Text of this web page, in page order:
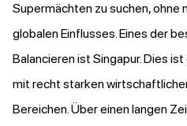
Supermächten zu suchen, ohne
globalen Einflusses. Eines der
Balancieren ist Singapur. Dies
mit recht starken
Bereichen. Über einen langen